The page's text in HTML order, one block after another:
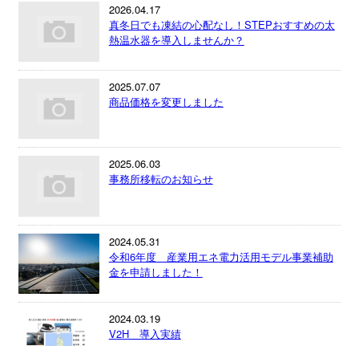
2026.04.17
真冬日でも凍結の心配なし！STEPおすすめの太
熱温水器を導入しませんか？
2025.07.07
商品価格を変更しました
2025.06.03
事務所移転のお知らせ
2024.05.31
令和6年度 産業用エネ電力活用モデル事業補助
金を申請しました！
2024.03.19
V2H 導入実績